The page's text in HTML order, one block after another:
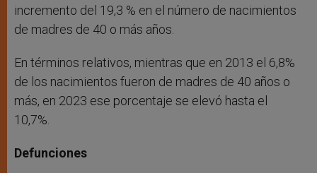
incremento del 19,3 % en el número de nacimientos
de madres de 40 o más años.
En términos relativos, mientras que en 2013 el 6,8%
de los nacimientos fueron de madres de 40 años o
más, en 2023 ese porcentaje se elevó hasta el
10,7%.
Defunciones